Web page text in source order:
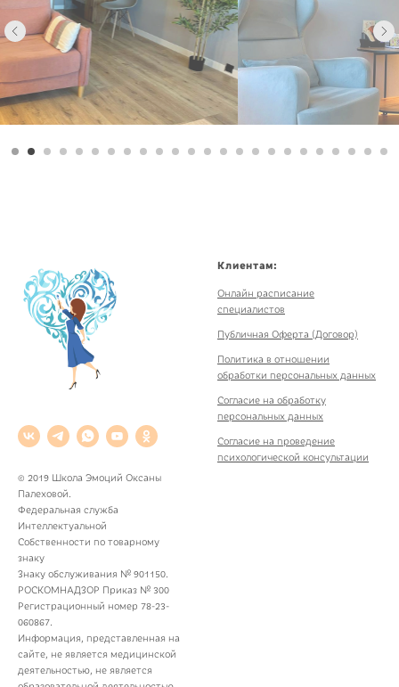
© 2019 Школа Эмоций Оксаны
Палеховой.
Федеральная служба
Интеллектуальной
Собственности по товарному
знаку
Знаку обслуживания № 901150.
РОСКОМНАДЗОР Приказ № 300
Регистрационный номер 78-23-
060867.
Информация, представленная на
сайте, не является медицинской
деятельностью, не является
Клиентам:
Онлайн расписание
специалистов
Публичная Оферта (Договор)
Политика в отношении
обработки персональных данных
Согласие на обработку
персональных данных
Согласие на проведение
психологической консультации